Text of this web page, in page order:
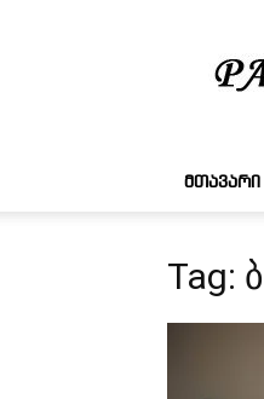
ᲛᲗᲐᲕᲐᲠᲘ
Tag: